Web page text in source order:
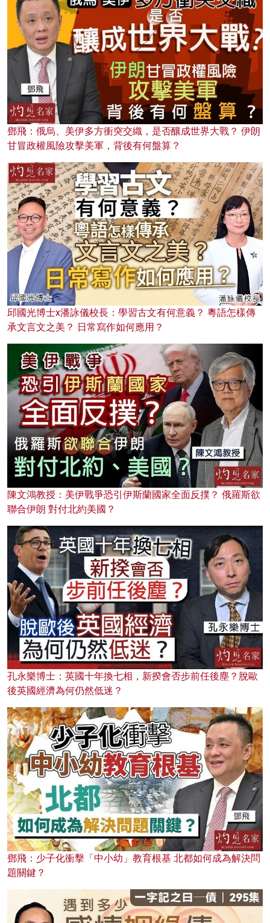
鄧飛：俄烏、美伊多方衝突交織，是否釀成世界大戰？ 伊朗
甘冒政權風險攻擊美軍，背後有何盤算？
邱國光博士x潘詠儀校長：學習古文有何意義？ 粵語怎樣傳
承文言文之美？ 日常寫作如何應用？
陳文鴻教授：美伊戰爭恐引伊斯蘭國家全面反撲？ 俄羅斯欲
聯合伊朗 對付北約美國？
孔永樂博士：英國十年換七相，新揆會否步前任後塵？脫歐
後英國經濟為何仍然低迷？
鄧飛：少子化衝擊「中小幼」教育根基 北都如何成為解決問
題關鍵？